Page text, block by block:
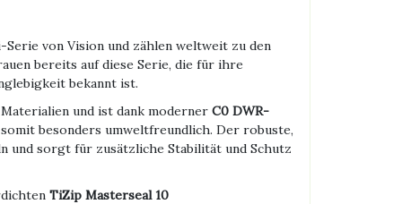
von Vision und zählen weltweit zu den
bereits auf diese Serie, die für ihre
bekannt ist.
und ist dank moderner C0 DWR-
besonders umweltfreundlich. Der robuste,
und sorgt für zusätzliche Stabilität und Schutz
TiZip Masterseal 10